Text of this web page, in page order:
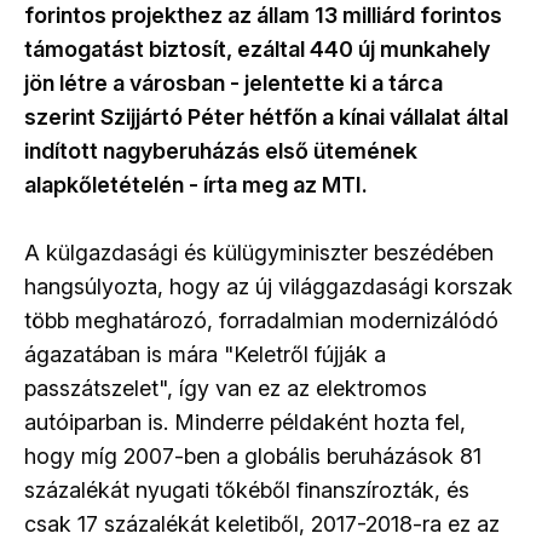
forintos projekthez az állam 13 milliárd forintos
támogatást biztosít, ezáltal 440 új munkahely
jön létre a városban - jelentette ki a tárca
szerint Szijjártó Péter hétfőn a kínai vállalat által
indított nagyberuházás első ütemének
alapkőletételén - írta meg az MTI.
A külgazdasági és külügyminiszter beszédében
hangsúlyozta, hogy az új világgazdasági korszak
több meghatározó, forradalmian modernizálódó
ágazatában is mára "Keletről fújják a
passzátszelet", így van ez az elektromos
autóiparban is. Minderre példaként hozta fel,
hogy míg 2007-ben a globális beruházások 81
százalékát nyugati tőkéből finanszírozták, és
csak 17 százalékát keletiből, 2017-2018-ra ez az